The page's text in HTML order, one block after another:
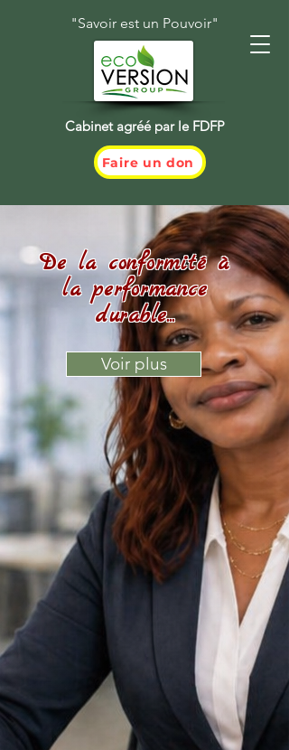
"Savoir est un Pouvoir"
Cabinet agréé par le FDFP
Faire un don
De la conformité à
la performance
durable...
Voir plus